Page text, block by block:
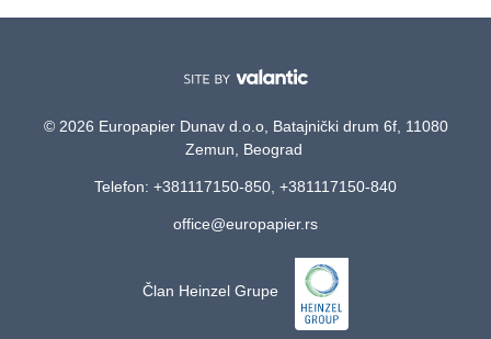
© 2026 Europapier Dunav d.o.o, Batajnički drum 6f, 11080
Zemun, Beograd
Telefon: +381117150-850, +381117150-840
office@europapier.rs
Član Heinzel Grupe